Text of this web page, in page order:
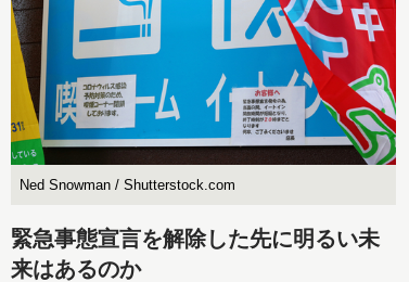
Ned Snowman / Shutterstock.com
緊急事態宣言を解除した先に明るい未
来はあるのか